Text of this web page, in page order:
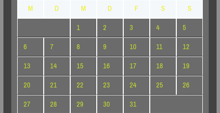
M
D M D F S
S
1
2 3 4
5
6
7 8 9 10 11
12
13
14 15 16 17 18
19
20
21 22 23 24 25
26
27
28 29 30
31